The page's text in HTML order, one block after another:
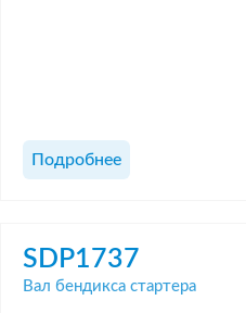
Подробнее
SDP1737
Вал бендикса стартера